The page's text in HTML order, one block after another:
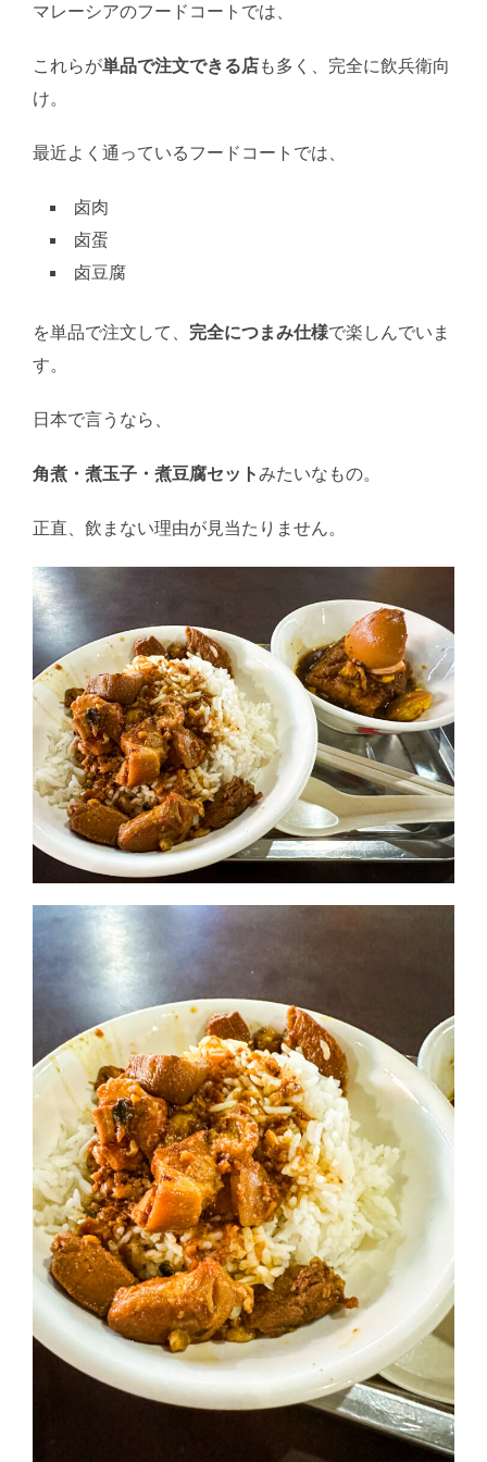
マレーシアのフードコートでは、
これらが単品で注文できる店も多く、完全に飲兵衛向
け。
最近よく通っているフードコートでは、
卤肉
卤蛋
卤豆腐
を単品で注文して、 完全につまみ仕様で楽しんでいま
す。
日本で言うなら、
角煮・煮玉子・煮豆腐セットみたいなもの。
正直、飲まない理由が見当たりません。